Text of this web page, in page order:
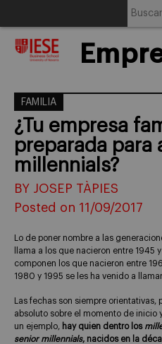
FAMILIA
¿Tu empresa
preparada para
millennials?
BY JOSEP TÀPIES
Posted on 11/09/2017
Lo de poner nombre a las
llama a los que nacieron entre 1945
componen los que nacieron entre
1980 y 1995 se les ha venido a llamar
Las fechas son siempre
absoluto sobre el momento de inicio
un ejemplo, hay quien dentro los
senior millennials, nacidos en la